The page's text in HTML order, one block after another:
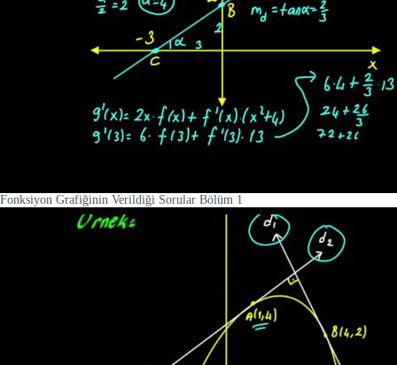
Fonksiyon Grafiğinin Verildiği Sorular Bölüm 1